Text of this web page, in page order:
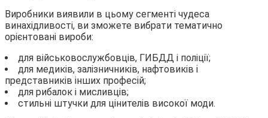
Виробники виявили в цьому сегменті чудеса
винахідливості, ви зможете вибрати тематично
орієнтовані вироби:
для військовослужбовців, ГИБДД і поліції;
для медиків, залізничників, нафтовиків і
представників інших професій;
для рибалок і мисливців;
стильні штучки для цінителів високої моди.